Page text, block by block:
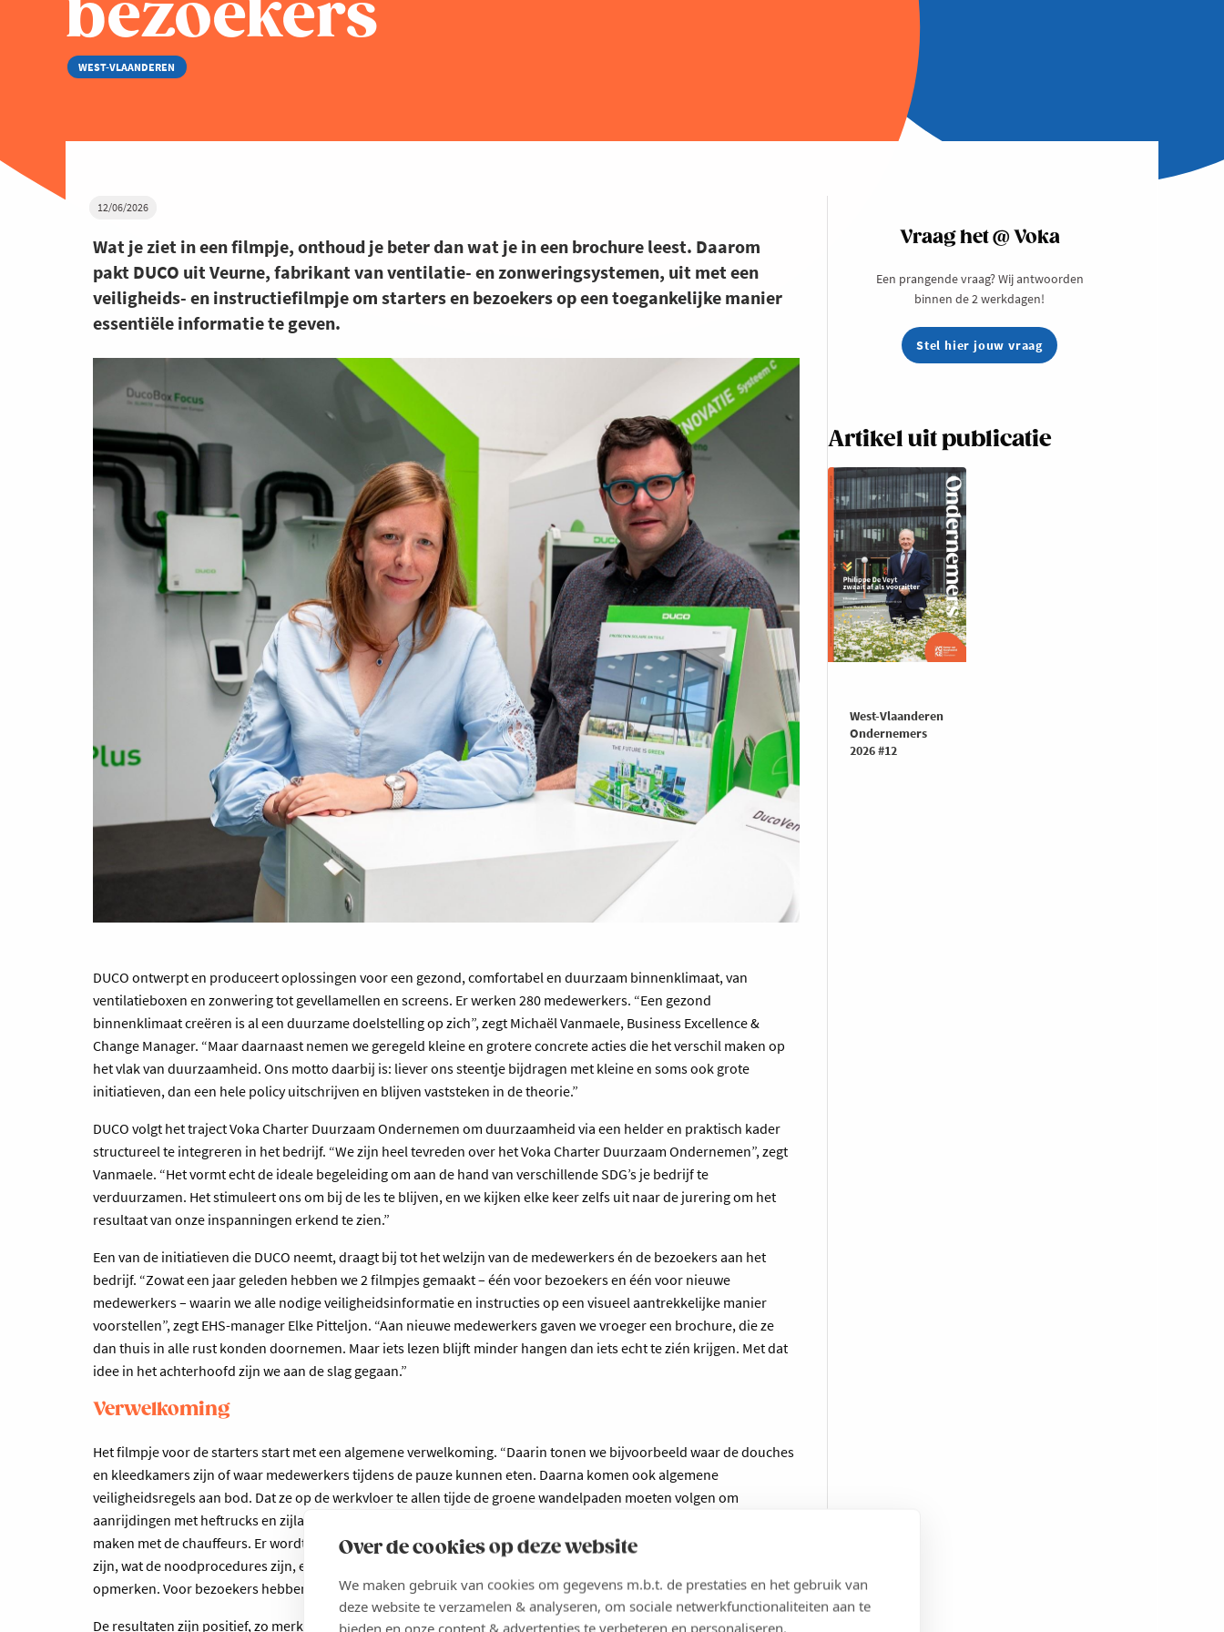
Over de cookies op deze website
We maken gebruik van cookies om gegevens m.b.t. de prestaties en het gebruik van
deze website te verzamelen & analyseren, om sociale netwerkfunctionaliteiten aan te
bieden en onze content & advertenties te verbeteren en personaliseren.
bezoekers
WEST-VLAANDEREN
12/06/2026
Wat je ziet in een filmpje, onthoud je beter dan wat je in een brochure leest. Daarom
pakt DUCO uit Veurne, fabrikant van ventilatie- en zonweringsystemen, uit met een
veiligheids- en instructiefilmpje om starters en bezoekers op een toegankelijke manier
essentiële informatie te geven.
DUCO ontwerpt en produceert oplossingen voor een gezond, comfortabel en duurzaam binnenklimaat, van
ventilatieboxen en zonwering tot gevellamellen en screens. Er werken 280 medewerkers. “Een gezond
binnenklimaat creëren is al een duurzame doelstelling op zich”, zegt Michaël Vanmaele, Business Excellence &
Change Manager. “Maar daarnaast nemen we geregeld kleine en grotere concrete acties die het verschil maken op
het vlak van duurzaamheid. Ons motto daarbij is: liever ons steentje bijdragen met kleine en soms ook grote
initiatieven, dan een hele policy uitschrijven en blijven vaststeken in de theorie.”
DUCO volgt het traject Voka Charter Duurzaam Ondernemen om duurzaamheid via een helder en praktisch kader
structureel te integreren in het bedrijf. “We zijn heel tevreden over het Voka Charter Duurzaam Ondernemen”, zegt
Vanmaele. “Het vormt echt de ideale begeleiding om aan de hand van verschillende SDG’s je bedrijf te
verduurzamen. Het stimuleert ons om bij de les te blijven, en we kijken elke keer zelfs uit naar de jurering om het
resultaat van onze inspanningen erkend te zien.”
Een van de initiatieven die DUCO neemt, draagt bij tot het welzijn van de medewerkers én de bezoekers aan het
bedrijf. “Zowat een jaar geleden hebben we 2 filmpjes gemaakt – één voor bezoekers en één voor nieuwe
medewerkers – waarin we alle nodige veiligheidsinformatie en instructies op een visueel aantrekkelijke manier
voorstellen”, zegt EHS-manager Elke Pitteljon. “Aan nieuwe medewerkers gaven we vroeger een brochure, die ze
dan thuis in alle rust konden doornemen. Maar iets lezen blijft minder hangen dan iets echt te zién krijgen. Met dat
idee in het achterhoofd zijn we aan de slag gegaan.”
Verwelkoming
Het filmpje voor de starters start met een algemene verwelkoming. “Daarin tonen we bijvoorbeeld waar de douches
en kleedkamers zijn of waar medewerkers tijdens de pauze kunnen eten. Daarna komen ook algemene
veiligheidsregels aan bod. Dat ze op de werkvloer te allen tijde de groene wandelpaden moeten volgen om
aanrijdingen met heftrucks en zijladers te vermijden bijvoorbeeld, en bij het oversteken ook oogcontact moeten
maken met de chauffeurs. Er wordt uitgelegd welke persoonlijke beschermingsmiddelen op welke plekken nodig
zijn, wat de noodprocedures zijn, en dat er een meldingsplicht is wanneer ze ergens een onveilige situatie
opmerken. Voor bezoekers hebben we ook een filmpje op maat gemaakt, met een aantal basisregels.”
De resultaten zijn positief, zo merkt het bedrijf. “Ik ben zelf een aantal keren te zien en te horen in het filmpje”, zegt
Vraag het @ Voka
Een prangende vraag? Wij antwoorden
binnen de 2 werkdagen!
Stel hier jouw vraag
Artikel uit publicatie
West-Vlaanderen
Ondernemers
2026 #12